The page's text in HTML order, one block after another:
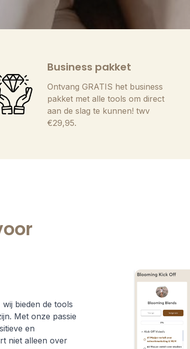
Business pakket
Ontvang GRATIS het business
pakket met alle tools om direct
aan de slag te kunnen! twv
€29,95.
bieden de tools
Met onze passie
en
niet alleen over